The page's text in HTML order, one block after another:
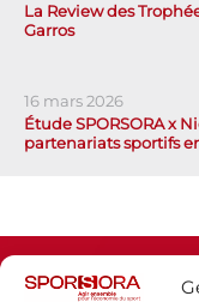
La Review des
Garros
16 mars 2026
Étude SPORSORA x
partenariats sportifs